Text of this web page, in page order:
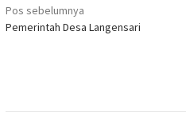
Navigasi
pos
Pos sebelumnya
Pemerintah Desa Langensari